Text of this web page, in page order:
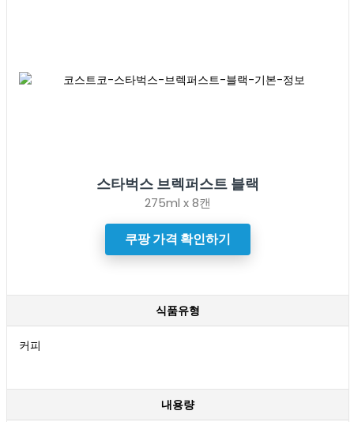
스타벅스 브렉퍼스트 블랙
275ml x 8캔
쿠팡 가격 확인하기
식품유형
커피
내용량